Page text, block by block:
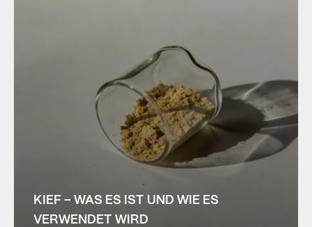
KIEF – WAS ES IST UND WIE ES
VERWENDET WIRD